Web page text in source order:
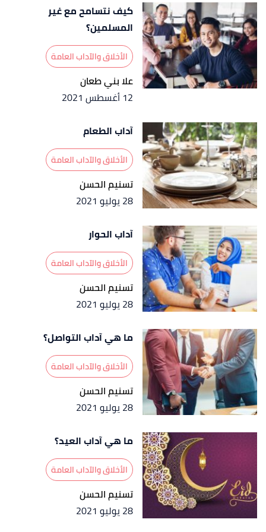
كيف نتسامح مع غير
المسلمين؟
الأخلاق والآداب العامة
علا بني طعان
12 أغسطس 2021
آداب الطعام
الأخلاق والآداب العامة
تسنيم الحسن
28 يوليو 2021
آداب الحوار
الأخلاق والآداب العامة
تسنيم الحسن
28 يوليو 2021
ما هي آداب التواصل؟
الأخلاق والآداب العامة
تسنيم الحسن
28 يوليو 2021
ما هي آداب العيد؟
الأخلاق والآداب العامة
تسنيم الحسن
28 يوليو 2021